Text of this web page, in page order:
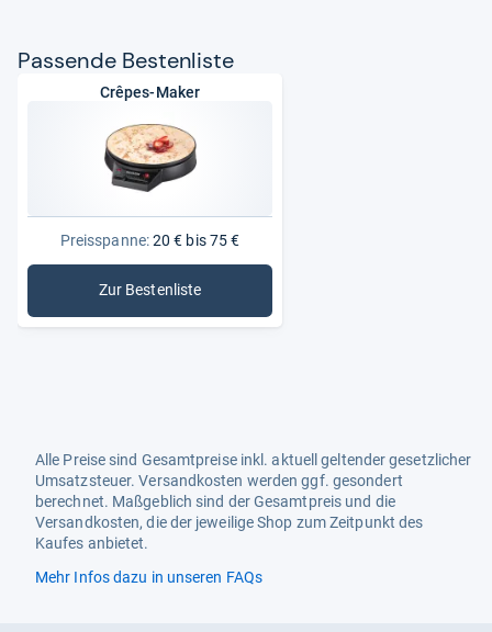
Pas­sende Bes­ten­liste
Crêpes-Maker
Preisspanne:20 € bis 75 €
Zur Bestenliste
: Crêpes-Maker
Alle Preise sind Gesamtpreise inkl. aktuell geltender gesetzlicher
Umsatzsteuer. Versandkosten werden ggf. gesondert
berechnet. Maßgeblich sind der Gesamtpreis und die
Versandkosten, die der jeweilige Shop zum Zeitpunkt des
Kaufes anbietet.
Mehr Infos dazu in unseren FAQs